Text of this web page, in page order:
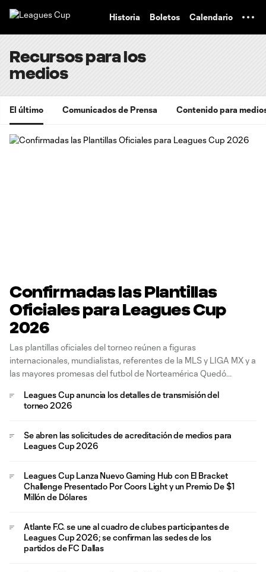
Historia Boletos Calendario
Recursos para los
medios
El último Comunicados de Prensa Contenido para
Confirmadas las Plantillas
Oficiales para Leagues Cup
2026
Las plantillas oficiales del torneo reúnen a figuras
internacionales, mundialistas, referentes de la MLS y LIGA MX y a
las mayores promesas del futbol de Norteamérica Quedó
2026, luego de que los 36 clubes participantes de Major League
Leagues Cup anuncia los detalles de transmisión del
torneo 2026
Se abren las solicitudes de acreditación de medios para
Leagues Cup 2026
Leagues Cup Lanza Nuevo Gaming Hub con El Bracket
Challenge Presentado Por Coors Light y un Premio De $1
Millón de Dólares
Atlante F.C. se une al cuadro de clubes participantes de
Leagues Cup 2026; se confirman las sedes de los
partidos de FC Dallas